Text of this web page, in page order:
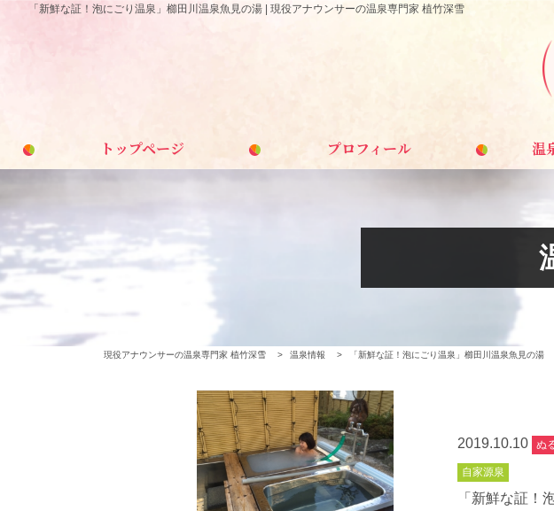
「新鮮な証！泡にごり温泉」櫛田川温泉魚見の湯 | 現役アナウンサーの温泉専門家 植竹深雪
トップページ プロフィール 温
現役アナウンサーの温泉専門家 植竹深雪 > 温泉情報 > 「新鮮な証！泡にごり温泉」櫛田川温泉魚見の湯
2019.10.10 ぬ
自家源泉
「新鮮な証！